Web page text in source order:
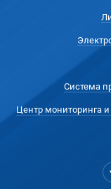
Система
Центр мониторинга